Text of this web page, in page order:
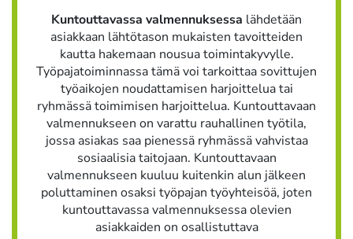
Kuntouttavassa valmennuksessa lähdetään
asiakkaan lähtötason mukaisten tavoitteiden
kautta hakemaan nousua toimintakyvylle.
Työpajatoiminnassa tämä voi tarkoittaa sovittujen
työaikojen noudattamisen harjoittelua tai
ryhmässä toimimisen harjoittelua. Kuntouttavaan
valmennukseen on varattu rauhallinen työtila,
jossa asiakas saa pienessä ryhmässä vahvistaa
sosiaalisia taitojaan. Kuntouttavaan
valmennukseen kuuluu kuitenkin alun jälkeen
poluttaminen osaksi työpajan työyhteisöä, joten
kuntouttavassa valmennuksessa olevien
asiakkaiden on osallistuttava